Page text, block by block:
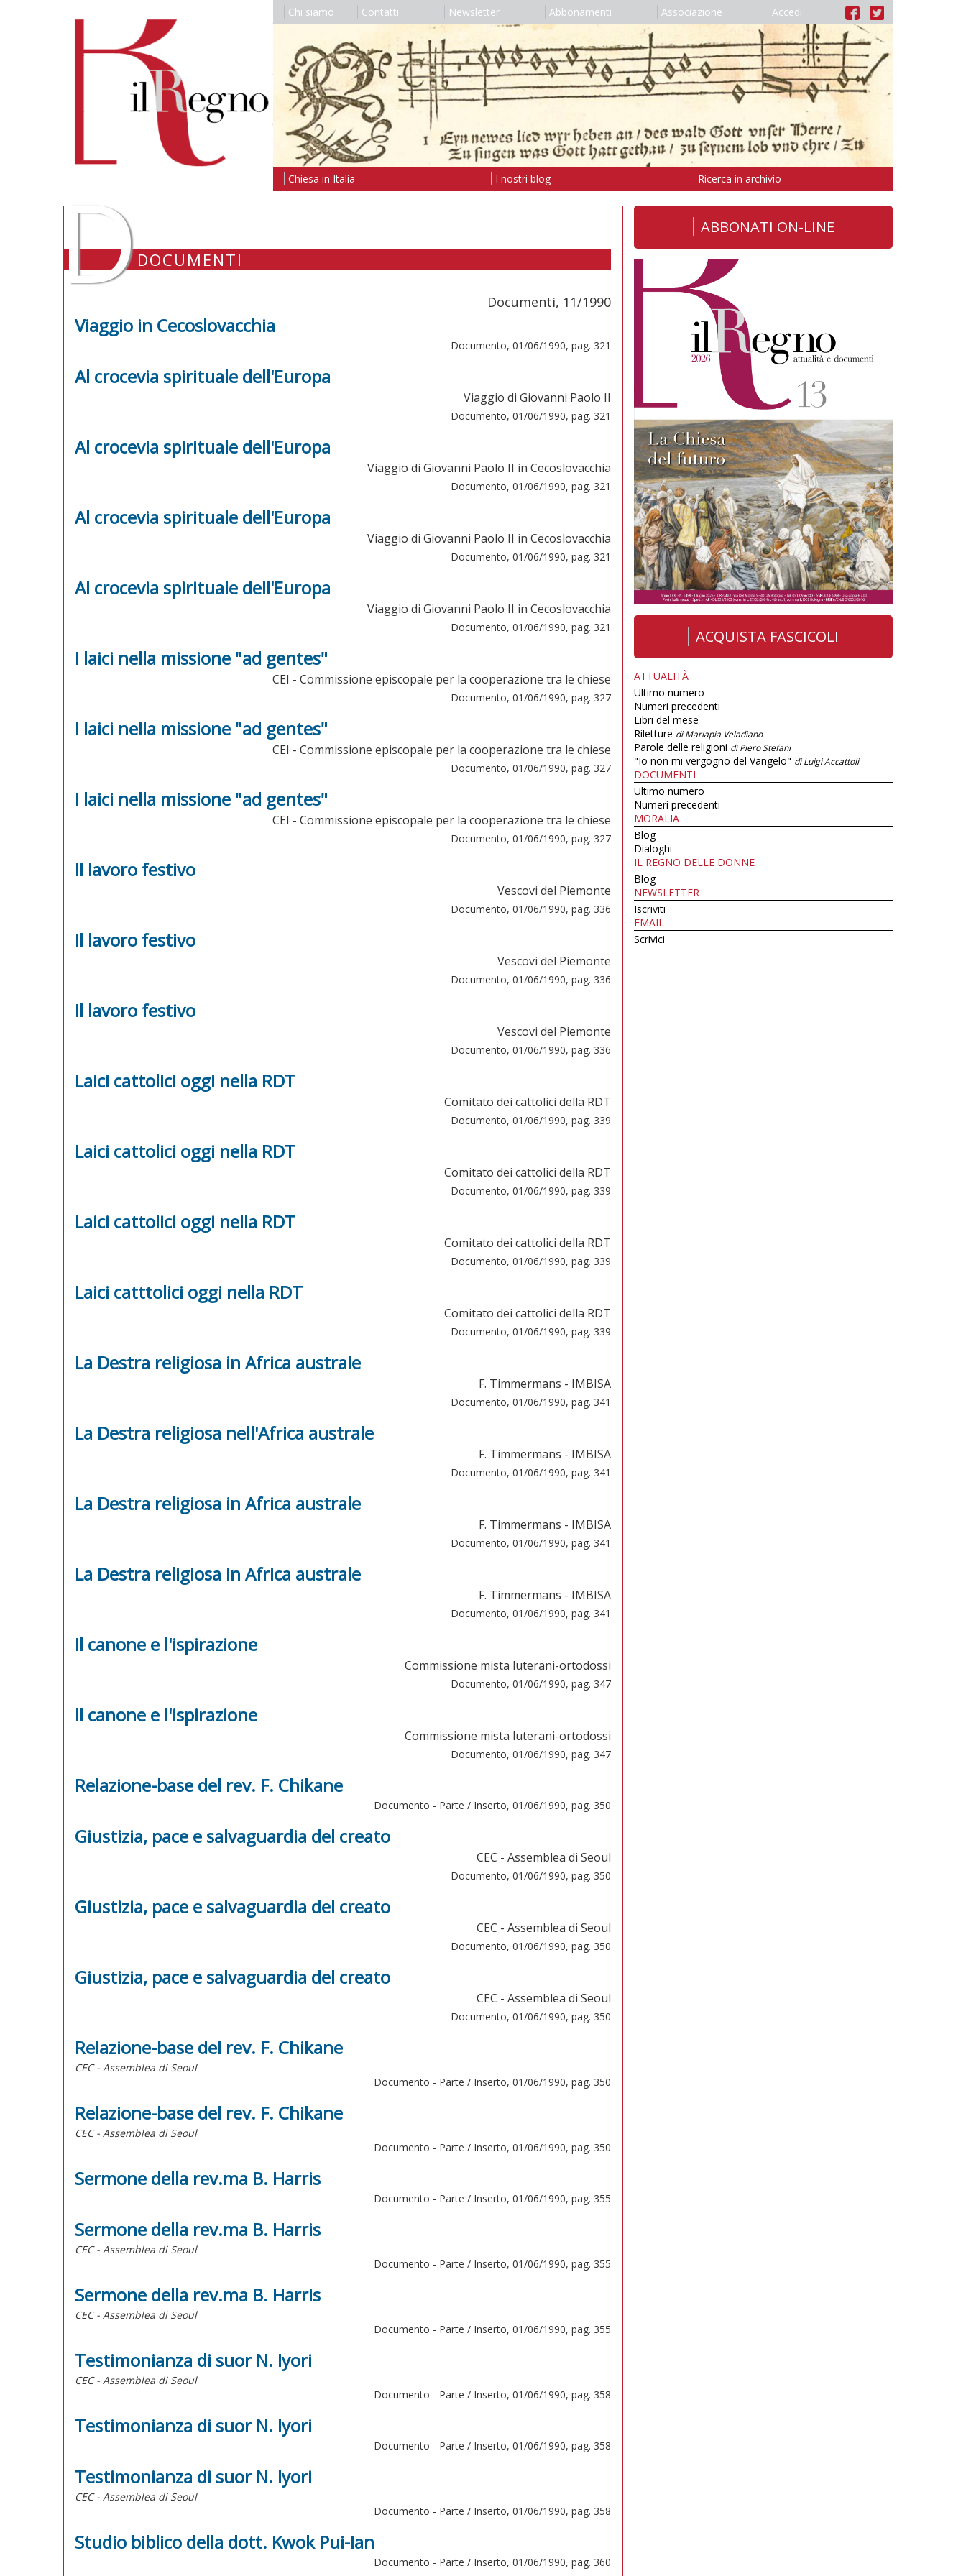
Chi siamo Contatti Newsletter Abbonamenti Associazione Accedi
Chiesa in Italia I nostri blog Ricerca in archivio
DDOCUMENTI
Documenti, 11/1990
Viaggio in Cecoslovacchia
Documento, 01/06/1990, pag. 321
Al crocevia spirituale dell'Europa
Viaggio di Giovanni Paolo II
Documento, 01/06/1990, pag. 321
Al crocevia spirituale dell'Europa
Viaggio di Giovanni Paolo II in Cecoslovacchia
Documento, 01/06/1990, pag. 321
Al crocevia spirituale dell'Europa
Viaggio di Giovanni Paolo II in Cecoslovacchia
Documento, 01/06/1990, pag. 321
Al crocevia spirituale dell'Europa
Viaggio di Giovanni Paolo II in Cecoslovacchia
Documento, 01/06/1990, pag. 321
I laici nella missione "ad gentes"
CEI - Commissione episcopale per la cooperazione tra le chiese
Documento, 01/06/1990, pag. 327
I laici nella missione "ad gentes"
CEI - Commissione episcopale per la cooperazione tra le chiese
Documento, 01/06/1990, pag. 327
I laici nella missione "ad gentes"
CEI - Commissione episcopale per la cooperazione tra le chiese
Documento, 01/06/1990, pag. 327
Il lavoro festivo
Vescovi del Piemonte
Documento, 01/06/1990, pag. 336
Il lavoro festivo
Vescovi del Piemonte
Documento, 01/06/1990, pag. 336
Il lavoro festivo
Vescovi del Piemonte
Documento, 01/06/1990, pag. 336
Laici cattolici oggi nella RDT
Comitato dei cattolici della RDT
Documento, 01/06/1990, pag. 339
Laici cattolici oggi nella RDT
Comitato dei cattolici della RDT
Documento, 01/06/1990, pag. 339
Laici cattolici oggi nella RDT
Comitato dei cattolici della RDT
Documento, 01/06/1990, pag. 339
Laici catttolici oggi nella RDT
Comitato dei cattolici della RDT
Documento, 01/06/1990, pag. 339
La Destra religiosa in Africa australe
F. Timmermans - IMBISA
Documento, 01/06/1990, pag. 341
La Destra religiosa nell'Africa australe
F. Timmermans - IMBISA
Documento, 01/06/1990, pag. 341
La Destra religiosa in Africa australe
F. Timmermans - IMBISA
Documento, 01/06/1990, pag. 341
La Destra religiosa in Africa australe
F. Timmermans - IMBISA
Documento, 01/06/1990, pag. 341
Il canone e l'ispirazione
Commissione mista luterani-ortodossi
Documento, 01/06/1990, pag. 347
Il canone e l'ispirazione
Commissione mista luterani-ortodossi
Documento, 01/06/1990, pag. 347
Relazione-base del rev. F. Chikane
Documento - Parte / Inserto, 01/06/1990, pag. 350
Giustizia, pace e salvaguardia del creato
CEC - Assemblea di Seoul
Documento, 01/06/1990, pag. 350
Giustizia, pace e salvaguardia del creato
CEC - Assemblea di Seoul
Documento, 01/06/1990, pag. 350
Giustizia, pace e salvaguardia del creato
CEC - Assemblea di Seoul
Documento, 01/06/1990, pag. 350
Relazione-base del rev. F. Chikane
CEC - Assemblea di Seoul
Documento - Parte / Inserto, 01/06/1990, pag. 350
Relazione-base del rev. F. Chikane
CEC - Assemblea di Seoul
Documento - Parte / Inserto, 01/06/1990, pag. 350
Sermone della rev.ma B. Harris
Documento - Parte / Inserto, 01/06/1990, pag. 355
Sermone della rev.ma B. Harris
CEC - Assemblea di Seoul
Documento - Parte / Inserto, 01/06/1990, pag. 355
Sermone della rev.ma B. Harris
CEC - Assemblea di Seoul
Documento - Parte / Inserto, 01/06/1990, pag. 355
Testimonianza di suor N. Iyori
CEC - Assemblea di Seoul
Documento - Parte / Inserto, 01/06/1990, pag. 358
Testimonianza di suor N. Iyori
Documento - Parte / Inserto, 01/06/1990, pag. 358
Testimonianza di suor N. Iyori
CEC - Assemblea di Seoul
Documento - Parte / Inserto, 01/06/1990, pag. 358
Studio biblico della dott. Kwok Pui-Ian
Documento - Parte / Inserto, 01/06/1990, pag. 360
ABBONATI ON-LINE
ACQUISTA FASCICOLI
ATTUALITÀ
Ultimo numero
Numeri precedenti
Libri del mese
Riletture di Mariapia Veladiano
Parole delle religioni di Piero Stefani
"Io non mi vergogno del Vangelo" di Luigi Accattoli
DOCUMENTI
Ultimo numero
Numeri precedenti
MORALIA
Blog
Dialoghi
IL REGNO DELLE DONNE
Blog
NEWSLETTER
Iscriviti
EMAIL
Scrivici